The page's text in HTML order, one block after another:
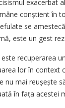
conștient în
se
este un gest
recuperarea
lor în
nu mai reușește
în fața acestei